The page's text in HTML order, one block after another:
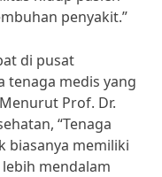
penyakit.”
di pusat
tenaga medis yang
Prof. Dr.
“Tenaga
biasanya memiliki
mendalam